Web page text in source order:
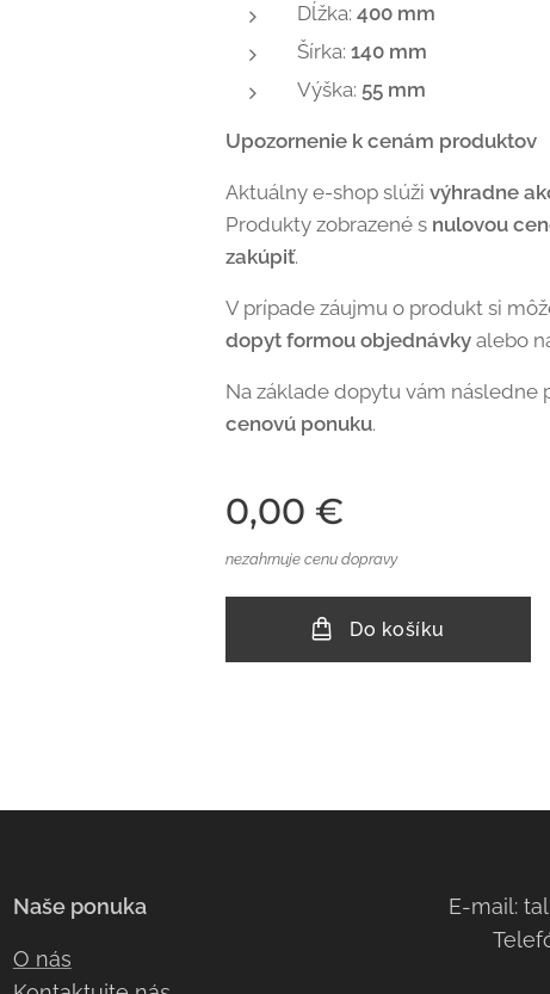
Dĺžka:400 mm
Šírka:140 mm
Výška: 55 mm
Upozornenie k cenám produktov
Aktuálny e-shop slúživýhradne
Produkty zobrazené s nulovou
zakúpiť.
V prípade záujmu o produkt si
dopyt formou objednávky alebo
Na základe dopytu vám následne
cenovú ponuku.
0,00 €
nezahrnuje cenu dopravy
Do košíku
Naše ponuka
O nás
E-mail: